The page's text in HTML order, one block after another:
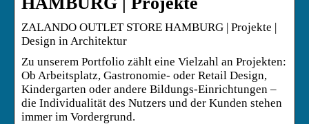
ZALANDO OUTLET STORE HAMBURG | Projekte |
Design in Architektur
Zu unserem Portfolio zählt eine Vielzahl an Projekten:
Ob Arbeitsplatz, Gastronomie- oder Retail Design,
Kindergarten oder andere Bildungs-Einrichtungen –
die Individualität des Nutzers und der Kunden stehen
immer im Vordergrund.